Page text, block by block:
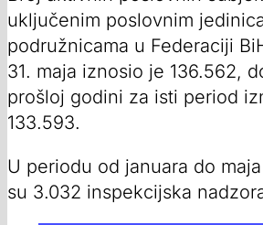
uključenim poslovnim
podružnicama u Federaciji
31. maja iznosio je 136.562,
prošloj godini za isti period
133.593.
U periodu od januara do
su 3.032 inspekcijska